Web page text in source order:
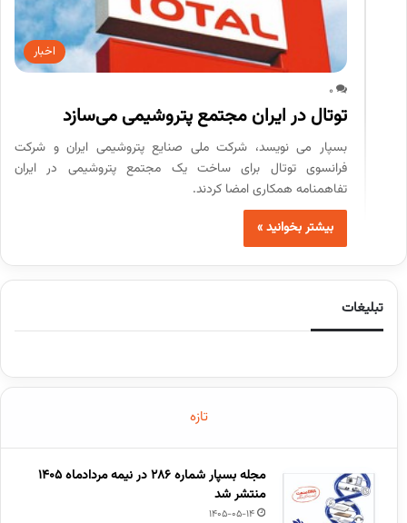
اخبار
0
توتال در ایران مجتمع پتروشیمی می‌سازد
بسپار می نویسد، شرکت ملی صنایع پتروشیمی ایران و شرکت
فرانسوی توتال برای ساخت یک مجتمع پتروشیمی در ایران
تفاهمنامه همکاری امضا کردند.
بیشتر بخوانید »
تبلیغات
تازه
مجله بسپار شماره 286 در نیمه مردادماه 1405
منتشر شد
1405-05-14